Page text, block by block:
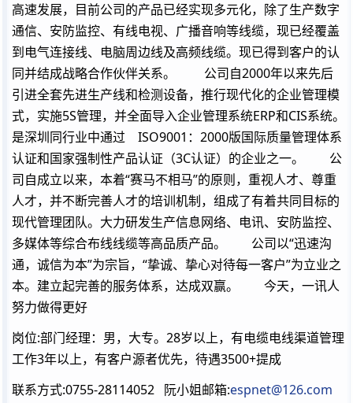
高速发展，目前公司的产品已经实现多元化，除了生产数字
通信、安防监控、有线电视、广播音响等线缆，现已经覆盖
到电气连接线、电脑周边线及高频线缆。现已得到客户的认
同并结成战略合作伙伴关系。 公司自2000年以来先后
引进全套先进生产线和检测设备，推行现代化的企业管理模
式，实施5S管理，并全面导入企业管理系统ERP和CIS系统。
是深圳同行业中通过 ISO9001：2000版国际质量管理体系
认证和国家强制性产品认证（3C认证）的企业之一。 公
司自成立以来，本着“赛马不相马”的原则，重视人才、尊重
人才，并不断完善人才的培训机制，组成了有着共同目标的
现代管理团队。大力研发生产信息网络、电讯、安防监控、
多媒体等综合布线线缆等高品质产品。 公司以“迅速沟
通，诚信为本”为宗旨，“挚诚、挚心对待每一客户”为立业之
本。建立起完善的服务体系，达成双赢。 今天，一讯人
努力做得更好
岗位:部门经理：男，大专。28岁以上，有电缆电线渠道管理
工作3年以上，有客户源者优先，待遇3500+提成
联系方式:0755-28114052 阮小姐邮箱:espnet@126.com